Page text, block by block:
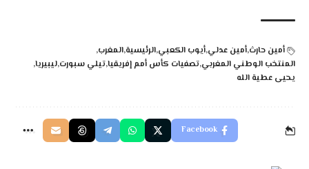
أمين حارثأمين عدليأيوب الكعبيالرئيسيةالمغرب
المنتخب الوطني المغربيتصفيات كأس أمم إفريقياتيلي سبورتليبيريا
يحيى عطية الله
Facebook